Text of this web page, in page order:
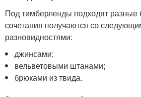
Под тимберленды подходят
сочетания получаются со
разновидностями:
джинсами;
вельветовыми штанами;
брюками из твида.